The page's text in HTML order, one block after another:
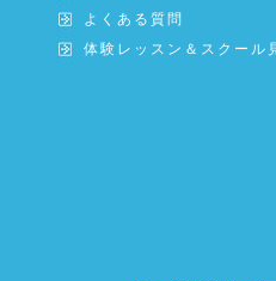
よくある質問
体験レッスン＆スクール